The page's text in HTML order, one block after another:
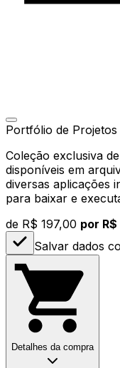
Portfólio de Projetos
Coleção exclusiva
disponíveis em
diversas aplicações
para baixar e
de R$ 197,00 por
Salvar dados
Detalhes da compra